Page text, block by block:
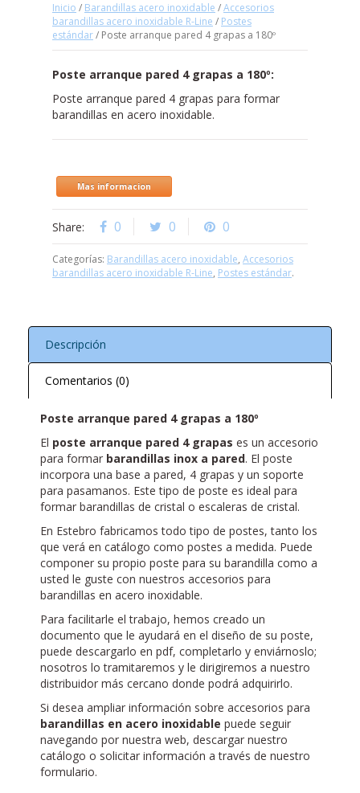
Inicio / Barandillas acero inoxidable /Accesorios
barandillas acero inoxidable R-Line / Postes
estándar/ Poste arranque pared 4 grapas a 180º
Poste arranque pared 4 grapas a 180º:
Poste arranque pared 4 grapas para formar
barandillas en acero inoxidable.
Mas informacion
Share: 0 0 0
Categorías: Barandillas acero inoxidable, Accesorios
barandillas acero inoxidable R-Line, Postes estándar.
Descripción
Comentarios (0)
Poste arranque pared 4 grapas a 180º
El poste arranque pared 4 grapas es un accesorio
para formar barandillas inox a pared. El poste
incorpora una base a pared, 4 grapas y un soporte
para pasamanos. Este tipo de poste es ideal para
formar barandillas de cristal o escaleras de cristal.
En Estebro fabricamos todo tipo de postes, tanto los
que verá en catálogo como postes a medida. Puede
componer su propio poste para su barandilla como a
usted le guste con nuestros accesorios para
barandillas en acero inoxidable.
Para facilitarle el trabajo, hemos creado un
documento que le ayudará en el diseño de su poste,
puede descargarlo en pdf, completarlo y enviárnoslo;
nosotros lo tramitaremos y le dirigiremos a nuestro
distribuidor más cercano donde podrá adquirirlo.
Si desea ampliar información sobre accesorios para
barandillas en acero inoxidable puede seguir
navegando por nuestra web, descargar nuestro
catálogo o solicitar información a través de nuestro
formulario.